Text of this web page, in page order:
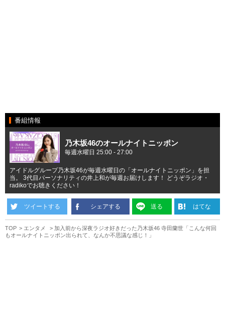
番組情報
乃木坂46のオールナイトニッポン
毎週水曜日 25:00 - 27:00
アイドルグループ乃木坂46が毎週水曜日の「オールナイトニッポン」を担
当。 3代目パーソナリティの井上和が毎週お届けします！ どうぞラジオ・
radikoでお聴きください！
ツイートする シェアする 送る はてな
TOP エンタメ
加入前から深夜ラジオ好きだった乃木坂46 寺田蘭世「こんな何回
もオールナイトニッポン出られて、なんか不思議な感じ！」